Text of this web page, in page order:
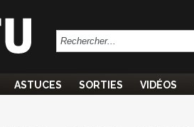
ASTUCES SORTIES VIDÉOS